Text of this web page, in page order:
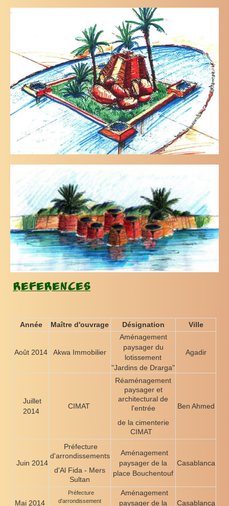
References
Année Maître d'ouvrage Désignation Ville
Août 2014 Akwa Immobilier
Aménagement
paysager du
lotissement
"Jardins de Drarga"
Agadir
Juillet
2014
CIMAT
Réaménagement
paysager et
architectural de
l'entrée
de la cimenterie
CIMAT
Ben Ahmed
Juin 2014
Préfecture
d'arrondissements
d'Al Fida - Mers
Sultan
Aménagement
paysager de la
place Bouchentouf
Casablanca
Mai 2014
Préfecture
d'arrondissement
Aménagement
paysager de la
Casablanca